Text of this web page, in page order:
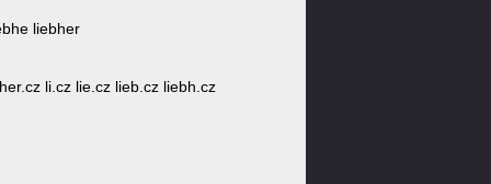
liebher
li.cz lie.cz lieb.cz liebh.cz